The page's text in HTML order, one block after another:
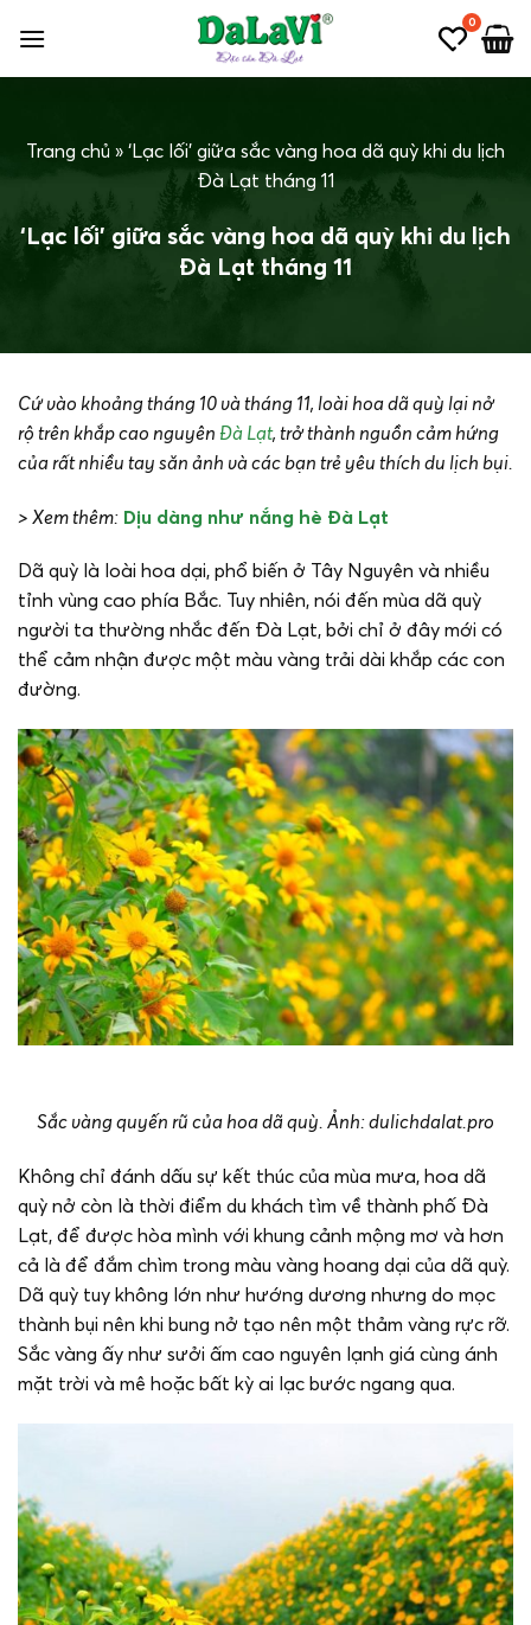
qua
nội
0
Trang chủ » ‘Lạc lối’ giữa sắc vàng hoa dã quỳ khi du lịch
Đà Lạt tháng 11
‘Lạc lối’ giữa sắc vàng hoa dã quỳ khi du lịch
Đà Lạt tháng 11
Cứ vào khoảng tháng 10 và tháng 11, loài hoa dã quỳ lại nở
rộ trên khắp cao nguyên Đà Lạt, trở thành nguồn cảm hứng
của rất nhiều tay săn ảnh và các bạn trẻ yêu thích du lịch bụi.
> Xem thêm: Dịu dàng như nắng hè Đà Lạt
Dã quỳ là loài hoa dại, phổ biến ở Tây Nguyên và nhiều
tỉnh vùng cao phía Bắc. Tuy nhiên, nói đến mùa dã quỳ
người ta thường nhắc đến Đà Lạt, bởi chỉ ở đây mới có
thể cảm nhận được một màu vàng trải dài khắp các con
đường.
Sắc vàng quyến rũ của hoa dã quỳ. Ảnh: dulichdalat.pro
Không chỉ đánh dấu sự kết thúc của mùa mưa, hoa dã
quỳ nở còn là thời điểm du khách tìm về thành phố Đà
Lạt, để được hòa mình với khung cảnh mộng mơ và hơn
cả là để đắm chìm trong màu vàng hoang dại của dã quỳ.
Dã quỳ tuy không lớn như hướng dương nhưng do mọc
thành bụi nên khi bung nở tạo nên một thảm vàng rực rỡ.
Sắc vàng ấy như sưởi ấm cao nguyên lạnh giá cùng ánh
mặt trời và mê hoặc bất kỳ ai lạc bước ngang qua.